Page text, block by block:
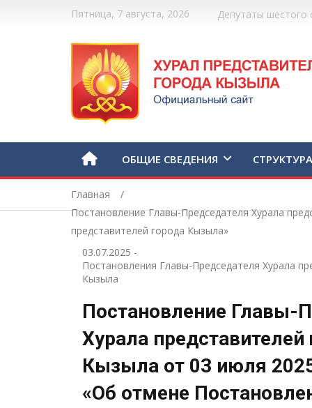
Пятница, 7 августа, 2026 Депутаты шестого
ОБЩИЕ СВЕДЕНИЯ СТРУКТУРА
Главная
Постановление Главы-Председателя Хурала
представителей города Кызыла»
03.07.2025 -
Постановления Главы-Председателя Хурала
Кызыла
Постановление Главы-
Хурала представителей
Кызыла от 03 июля
«Об отмене